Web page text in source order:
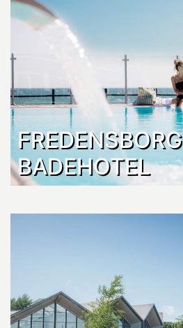
FREDENSBORG
BADEHOTEL